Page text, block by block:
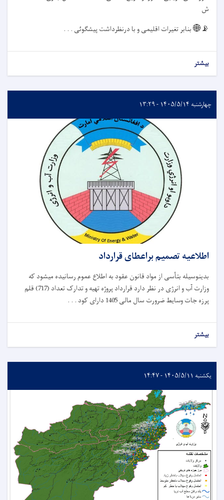
ش
📡🌐بنابر تغیرات اقلیمی و با درنظرداشت پیشگوئی . . .
بیشتر
چهارشنبه ۱۴۰۵/۵/۱۴ - ۱۳:۲۹
اطلاعیه تصمیم براعطای قرارداد
بدینوسیله بتأسی از مواد قانون عقود به اطلاع عموم رسانیده میشود که
وزارت آب و انرژی در نظر دارد قرارداد پروژه تهیه و تدارک تعداد (717) قلم
پرزه جات وسایط ضرورت سال مالی 1405 دارای کود . . .
بیشتر
یکشنبه ۱۴۰۵/۵/۱۱ - ۱۴:۴۷